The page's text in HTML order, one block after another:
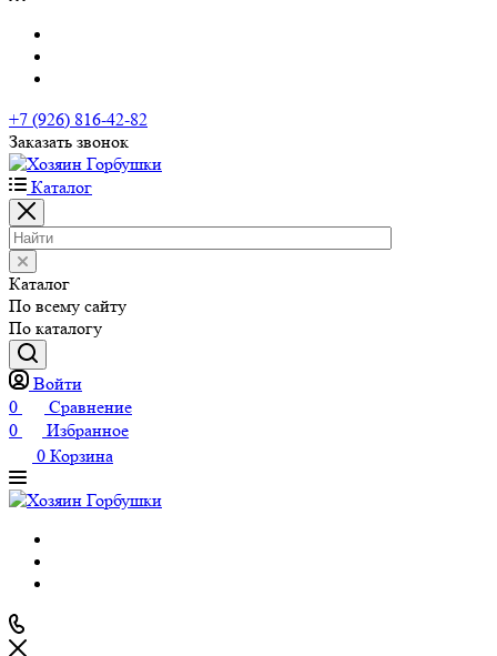
+7 (926) 816-42-82
Заказать звонок
Каталог
Каталог
По всему сайту
По каталогу
Войти
0
Сравнение
0
Избранное
0 Корзина